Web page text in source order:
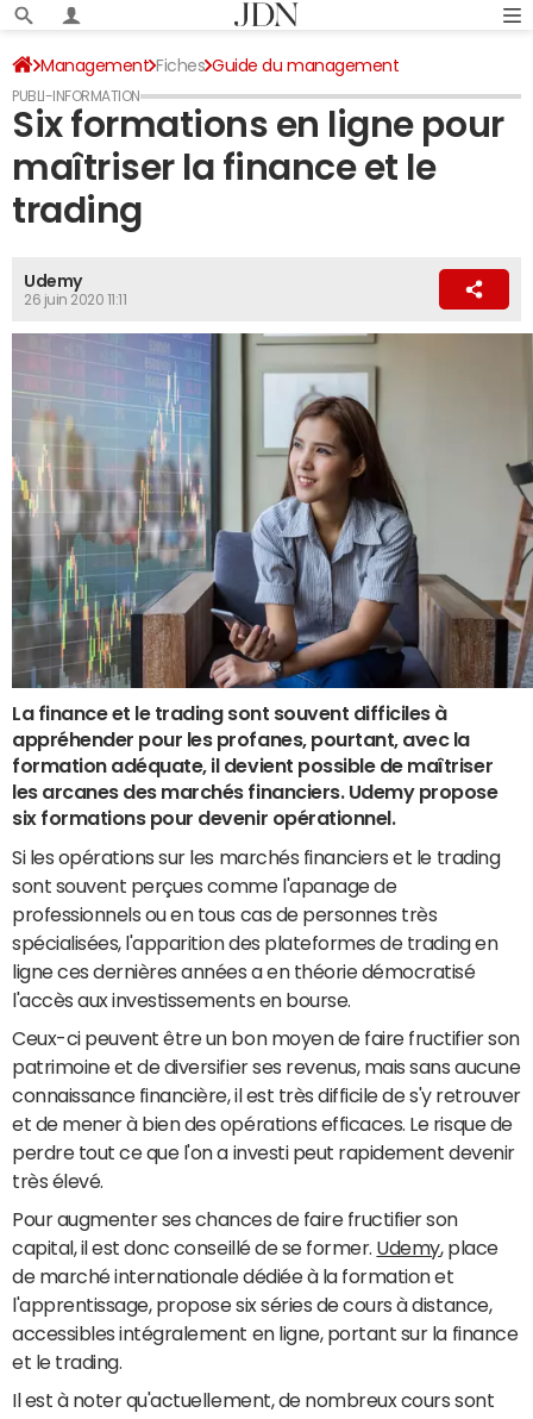
Management Fiches Guide du management
Formation professionnelle Formations Udemy
Six formations en ligne pour
maîtriser la finance et le
trading
Udemy
26 juin 2020 11:11
La finance et le trading sont souvent difficiles à
appréhender pour les profanes, pourtant, avec la
formation adéquate, il devient possible de maîtriser
les arcanes des marchés financiers. Udemy propose
six formations pour devenir opérationnel.
Si les opérations sur les marchés financiers et le trading
sont souvent perçues comme l'apanage de
professionnels ou en tous cas de personnes très
spécialisées, l'apparition des plateformes de trading en
ligne ces dernières années a en théorie démocratisé
l'accès aux investissements en bourse.
Ceux-ci peuvent être un bon moyen de faire fructifier son
patrimoine et de diversifier ses revenus, mais sans aucune
connaissance financière, il est très difficile de s'y retrouver
et de mener à bien des opérations efficaces. Le risque de
perdre tout ce que l'on a investi peut rapidement devenir
très élevé.
Pour augmenter ses chances de faire fructifier son
capital, il est donc conseillé de se former. Udemy, place
de marché internationale dédiée à la formation et
l'apprentissage, propose six séries de cours à distance,
accessibles intégralement en ligne, portant sur la finance
et le trading.
Il est à noter qu'actuellement, de nombreux cours sont